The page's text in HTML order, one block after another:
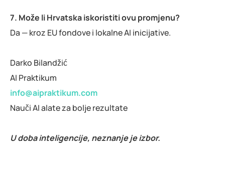
7. Može li Hrvatska iskoristiti ovu promjenu?
Da — kroz EU fondove i lokalne AI inicijative.
Darko Bilandžić
AI Praktikum
info@aipraktikum.com
Nauči AI alate za bolje rezultate
U doba inteligencije, neznanje je izbor.